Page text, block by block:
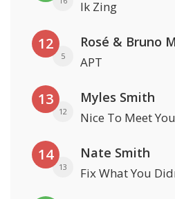
Ik Zing
12
5
Rosé & Bruno
APT
13
12
Myles Smith
Nice To Meet You
14
13
Nate Smith
Fix What You